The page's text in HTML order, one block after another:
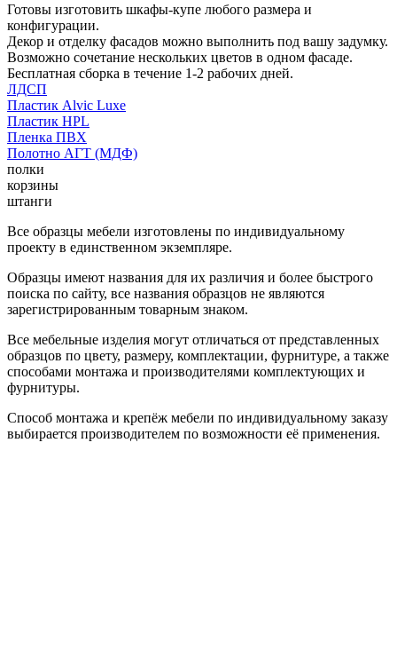
Готовы изготовить шкафы-купе любого размера и
конфигурации.
Декор и отделку фасадов можно выполнить под вашу задумку.
Возможно сочетание нескольких цветов в одном фасаде.
Бесплатная сборка в течение 1-2 рабочих дней.
ЛДСП
Пластик Alvic Luxe
Пластик HPL
Пленка ПВХ
Полотно АГТ (МДФ)
полки
корзины
штанги
Все образцы мебели изготовлены по индивидуальному
проекту в единственном экземпляре.
Образцы имеют названия для их различия и более быстрого
поиска по сайту, все названия образцов не являются
зарегистрированным товарным знаком.
Все мебельные изделия могут отличаться от представленных
образцов по цвету, размеру, комплектации, фурнитуре, а также
способами монтажа и производителями комплектующих и
фурнитуры.
Способ монтажа и крепёж мебели по индивидуальному заказу
выбирается производителем по возможности её применения.